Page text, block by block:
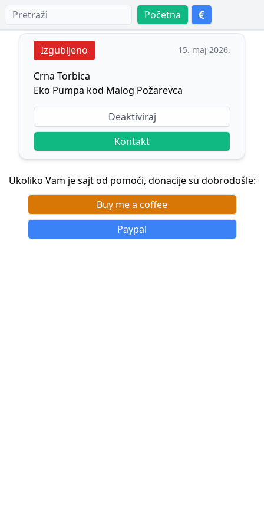
Početna
Izgubljeno 15. maj 2026.
Crna Torbica
Eko Pumpa kod Malog Požarevca
Deaktiviraj
Kontakt
Ukoliko Vam je sajt od pomoći, donacije su dobrodošle:
Buy me a coffee
Paypal